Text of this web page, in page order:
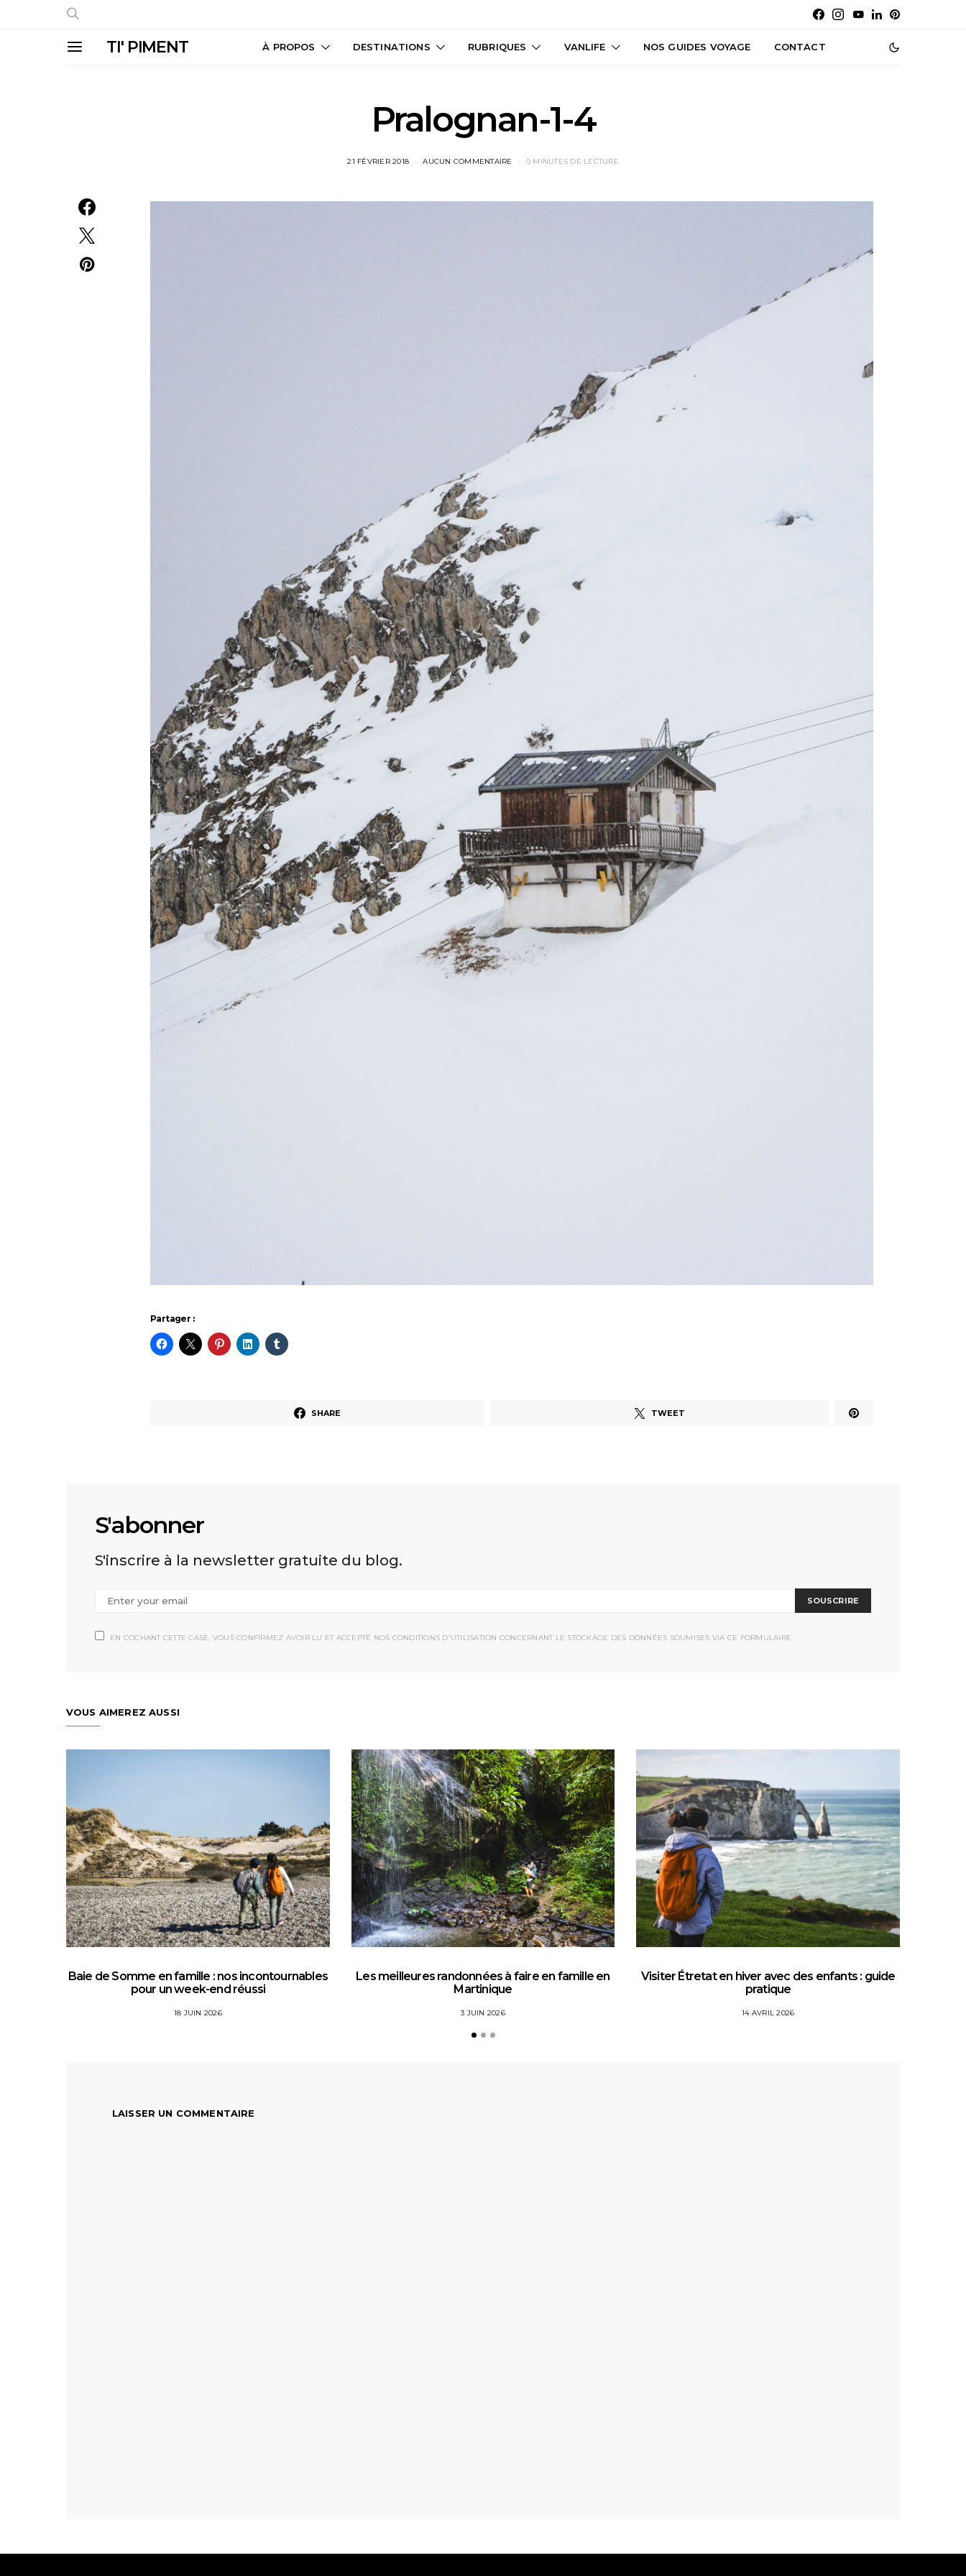
TI' PIMENT À PROPOS DESTINATIONS RUBRIQUES VANLIFE NOS GUIDES VOYAGE CONTACT
Pralognan-1-4
21 FÉVRIER 2018 AUCUN COMMENTAIRE 0 MINUTES DE LECTURE
Partager :
SHARE TWEET
S'abonner
S'inscrire à la newsletter gratuite du blog.
SOUSCRIRE
EN COCHANT CETTE CASE, VOUS CONFIRMEZ AVOIR LU ET ACCEPTÉ NOS CONDITIONS D'UTILISATION CONCERNANT LE STOCKAGE DES DONNÉES SOUMISES VIA CE FORMULAIRE.
VOUS AIMEREZ AUSSI
Baie de Somme en famille : nos incontournables
pour un week-end réussi
18 JUIN 2026
Les meilleures randonnées à faire en famille en
Martinique
3 JUIN 2026
Visiter Étretat en hiver avec des enfants : guide
pratique
14 AVRIL 2026
LAISSER UN COMMENTAIRE